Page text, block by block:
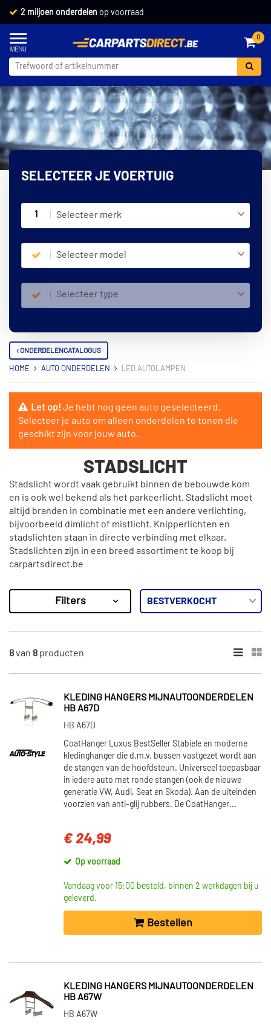
2 miljoen onderdelen op voorraad
0
SELECTEER JE VOERTUIG
1 Selecteer merk
Selecteer model
Selecteer type
ONDERDELENCATALOGUS
HOME AUTO ONDERDELEN LED AUTOLAMPEN
Let op!Je hebt nog geen auto geselecteerd.
Selecteer je auto om alleen onderdelen te tonen die
geschikt zijn voor jouw auto.
STADSLICHT
Stadslicht wordt vaak gebruikt binnen de bebouwde kom
en is ook wel bekend als het parkeerlicht. Stadslicht moet
altijd branden in combinatie met een andere verlichting,
bijvoorbeeld dimlicht of mistlicht. Knipperlichten en
stadslichten staan in directe verbinding met elkaar.
Stadslichten zijn in een breed assortiment te koop bij
carpartsdirect.be
Resultaten
×
Unbranded (1)
Mijnautoonderdelen (3)
Hypersonic (2)
VOORRAAD
Niet op voorraad (6)
Op voorraad (2)
Filters
8van 8 producten
KLEDING HANGERS MIJNAUTOONDERDELEN
HB A67D
HB A67D
CoatHanger Luxus BestSeller Stabiele en moderne
kledinghanger die d.m.v. bussen vastgezet wordt aan
de stangen van de hoofdsteun. Universeel toepasbaar
in iedere auto met ronde stangen (ook de nieuwe
generatie VW, Audi, Seat en Skoda). Aan de uiteinden
voorzien van anti-glij rubbers. De CoatHanger...
€ 24,99
Op voorraad
Vandaag voor 15:00 besteld, binnen 2 werkdagen bij u
geleverd.
Bestellen
KLEDING HANGERS MIJNAUTOONDERDELEN
HB A67W
HB A67W